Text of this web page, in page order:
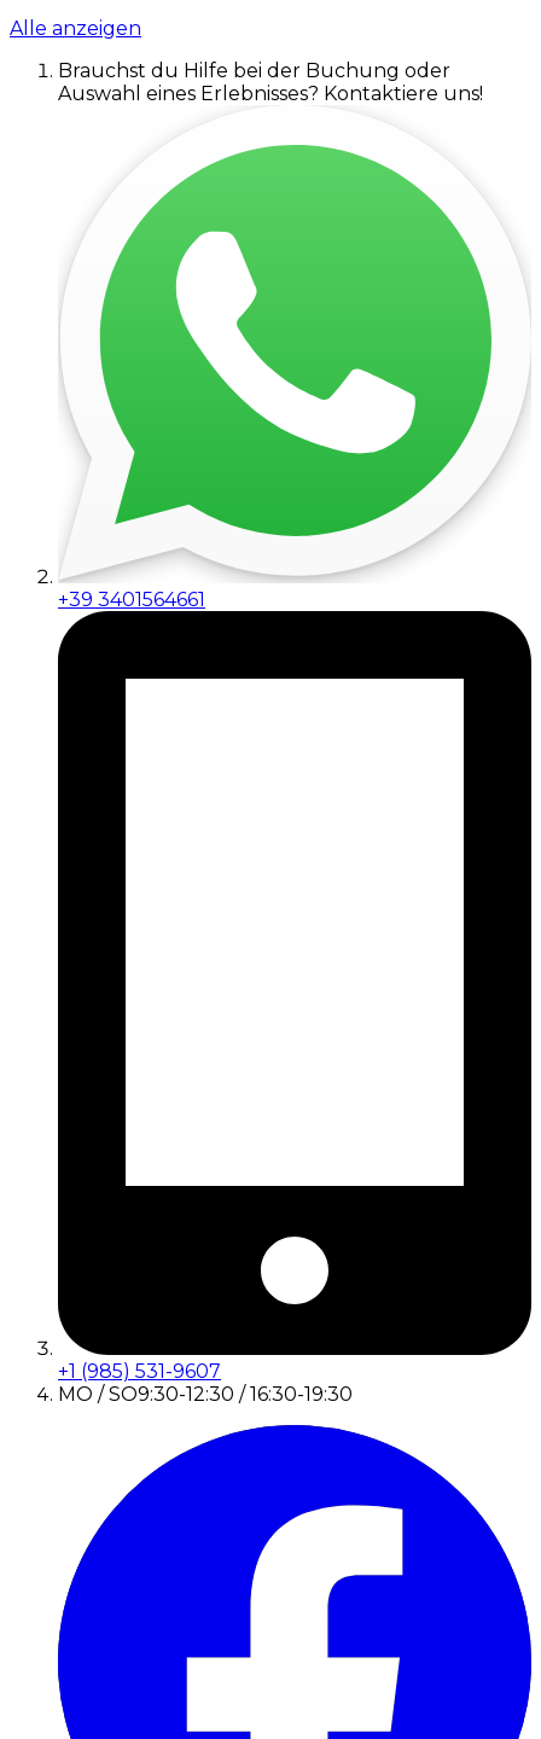
Alle anzeigen
Brauchst du Hilfe bei der Buchung oder
Auswahl eines Erlebnisses? Kontaktiere uns!
+39 3401564661
+1 (985) 531-9607
MO / SO9:30-12:30 / 16:30-19:30